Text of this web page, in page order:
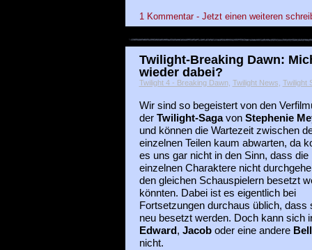
1 Kommentar - Jetzt einen weiteren
Twilight-Breaking Dawn:
wieder dabei?
Twilight 4 - Breaking Dawn, Twilight News, Twilight
Wir sind so begeistert von den
der Twilight-Sagavon Stephenie
und können die Wartezeit zwischen
einzelnen Teilen kaum abwarten, da
es uns gar nicht in den Sinn, dass die
einzelnen Charaktere nicht
den gleichen Schauspielern besetzt
könnten. Dabei ist es eigentlich bei
Fortsetzungen durchaus üblich, dass
neu besetzt werden. Doch kann sich
Edward, Jacob oder eine andere
nicht.